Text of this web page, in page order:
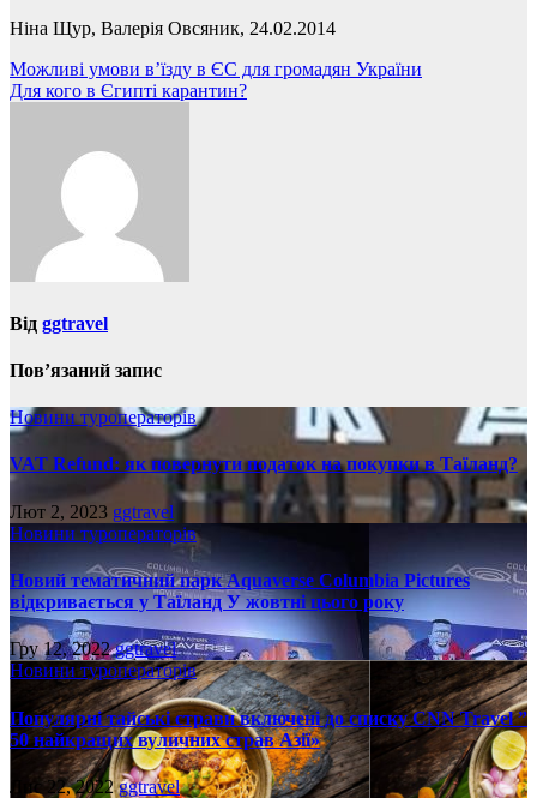
Ніна Щур, Валерія Овсяник, 24.02.2014
Навігація
записів
Можливі умови в’їзду в ЄС для громадян України
Для кого в Єгипті карантин?
Від ggtravel
Пов’язаний запис
Новини туроператорів
VAT Refund: як повернути податок на покупки в Таїланд?
Лют 2, 2023 ggtravel
Новини туроператорів
Новий тематичний парк Aquaverse Columbia Pictures
відкривається у Таїланд У жовтні цього року
Гру 12, 2022ggtravel
Новини туроператорів
Популярні тайські страви включені до списку CNN Travel ”
50 найкращих вуличних страв Азії»
Лис 22, 2022ggtravel